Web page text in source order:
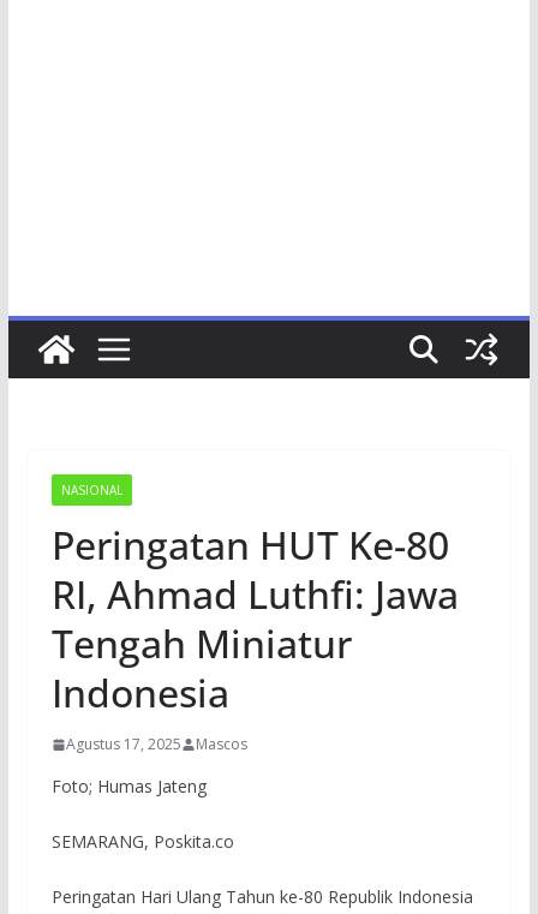
NASIONAL
Peringatan HUT Ke-80
RI, Ahmad Luthfi: Jawa
Tengah Miniatur
Indonesia
Agustus 17, 2025 Mascos
Foto; Humas Jateng
SEMARANG, Poskita.co
Peringatan Hari Ulang Tahun ke-80 Republik Indonesia